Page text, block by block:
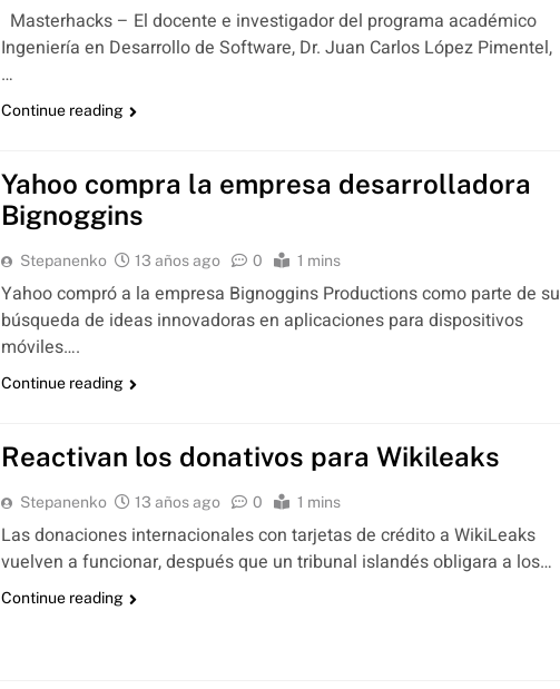
Masterhacks – El docente e investigador del programa académico
Ingeniería en Desarrollo de Software, Dr. Juan Carlos López Pimentel,
…
Continue reading
Yahoo compra la empresa desarrolladora
Bignoggins
Stepanenko 13 años ago 0 1 mins
Yahoo compró a la empresa Bignoggins Productions como parte de su
búsqueda de ideas innovadoras en aplicaciones para dispositivos
móviles….
Continue reading
Reactivan los donativos para Wikileaks
Stepanenko 13 años ago 0 1 mins
Las donaciones internacionales con tarjetas de crédito a WikiLeaks
vuelven a funcionar, después que un tribunal islandés obligara a los…
Continue reading